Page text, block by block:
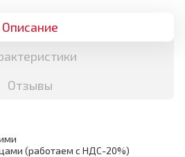
Описание
Отзывы
(работаем с НДС-20%)